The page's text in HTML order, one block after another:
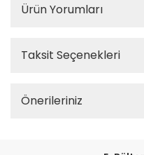
Ürün Yorumları
Taksit Seçenekleri
Önerileriniz